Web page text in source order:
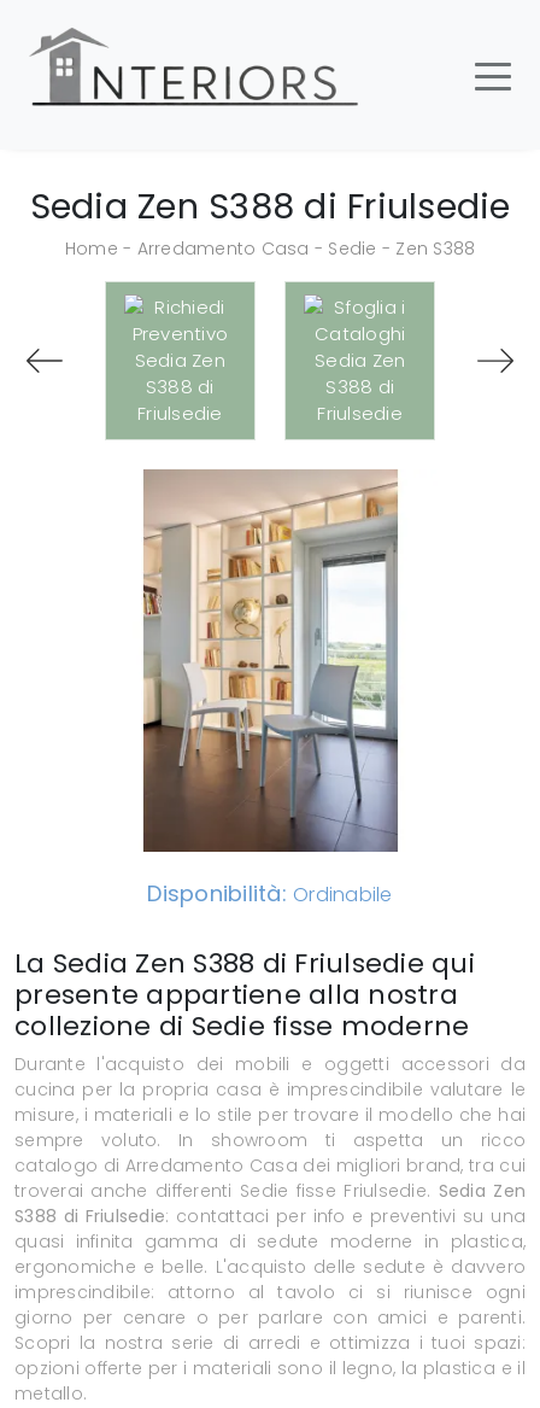
Sedia Zen S388 di Friulsedie
Home - Arredamento Casa - Sedie - Zen S388
Disponibilità: Ordinabile
La Sedia Zen S388 di Friulsedie qui
presente appartiene alla nostra
collezione di Sedie fisse moderne
Durante l'acquisto dei mobili e oggetti accessori da
cucina per la propria casa è imprescindibile valutare le
misure, i materiali e lo stile per trovare il modello che hai
sempre voluto. In showroom ti aspetta un ricco
catalogo di Arredamento Casa dei migliori brand, tra cui
troverai anche differenti Sedie fisse Friulsedie. Sedia Zen
S388 di Friulsedie: contattaci per info e preventivi su una
quasi infinita gamma di sedute moderne in plastica,
ergonomiche e belle. L'acquisto delle sedute è davvero
imprescindibile: attorno al tavolo ci si riunisce ogni
giorno per cenare o per parlare con amici e parenti.
Scopri la nostra serie di arredi e ottimizza i tuoi spazi:
opzioni offerte per i materiali sono il legno, la plastica e il
metallo.